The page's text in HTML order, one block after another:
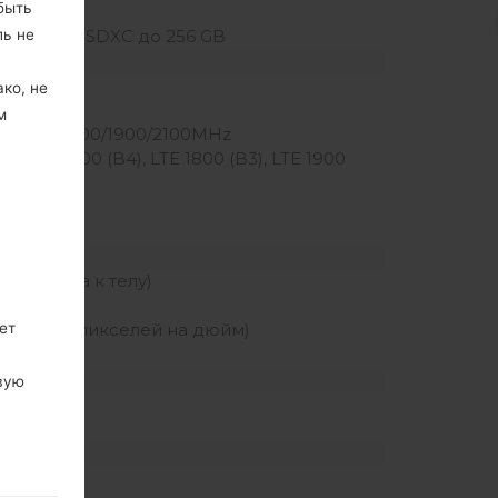
microSDXC до 256 GB
850/900/1900/2100MHz
1700/2100 (B4), LTE 1800 (B3), LTE 1900
экрана к телу)
пикселей на дюйм)
не
не